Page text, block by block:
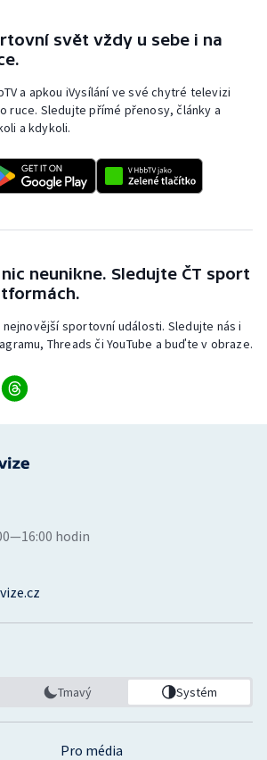
svět vždy u sebe i na
a apkou iVysílání ve své chytré televizi
ruce. Sledujte přímé přenosy, články a
a kdykoli.
neunikne. Sledujte ČT sport
sportovní události. Sledujte nás i
Threads či YouTube a buďte v obraze.
Pro média
hodin
Tmavý Systém